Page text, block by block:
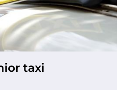
taxi